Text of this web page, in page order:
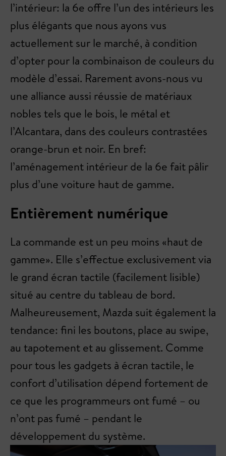
l’intérieur: la 6e offre l’un des intérieurs les
plus élégants que nous ayons vus
actuellement sur le marché, à condition
d’opter pour la combinaison de couleurs du
modèle d’essai. Rarement avons-nous vu
une alliance aussi réussie de matériaux
nobles tels que le bois, le métal et
l’Alcantara, dans des couleurs contrastées
orange-brun et noir. En bref:
l’aménagement intérieur de la 6e fait pâlir
plus d’une voiture haut de gamme.
Entièrement numérique
La commande est un peu moins «haut de
gamme». Elle s’effectue exclusivement via
le grand écran tactile (facilement lisible)
situé au centre du tableau de bord.
Malheureusement, Mazda suit également la
tendance: fini les boutons, place au swipe,
au tapotement et au glissement. Comme
pour tous les gadgets à écran tactile, le
confort d’utilisation dépend fortement de
ce que les programmeurs ont fumé – ou
n’ont pas fumé – pendant le
développement du système.